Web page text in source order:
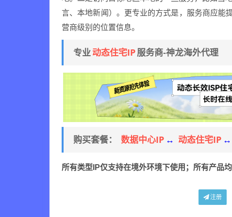
言、本地新闻）。更专业的方式是，服务商应能
营商级别的位置信息。
专业 动态住宅IP 服务商-神龙海外代理
购买套餐： 数据中心IP ↔ 动态住宅IP ↔
所有类型IP仅支持在境外环境下使用；所有产品
注册